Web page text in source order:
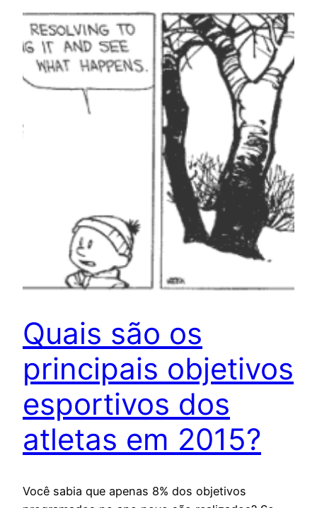
Quais são os
principais objetivos
esportivos dos
atletas em 2015?
Você sabia que apenas 8% dos objetivos